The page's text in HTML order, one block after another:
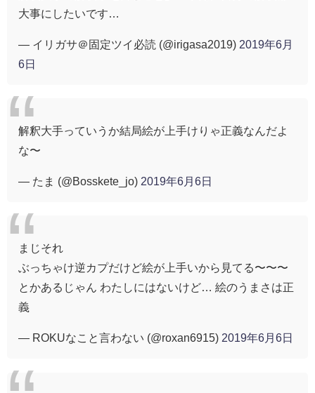
大事にしたいです…
— イリガサ＠固定ツイ必読 (@irigasa2019) 2019年6月
6日
解釈大手っていうか結局絵が上手けりゃ正義なんだよ
な〜
— たま (@Bosskete_jo) 2019年6月6日
まじそれ
ぶっちゃけ逆カプだけど絵が上手いから見てる〜〜〜
とかあるじゃん わたしにはないけど… 絵のうまさは正
義
— ROKUなこと言わない (@roxan6915) 2019年6月6日